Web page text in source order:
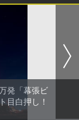
発「幕張ビ
目白押し！